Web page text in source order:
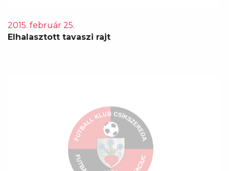
2015. február 25.
Elhalasztott tavaszi rajt